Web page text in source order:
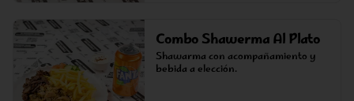
Combo Shawerma Al Plato
Shawarma con acompañamiento y
bebida a elección.